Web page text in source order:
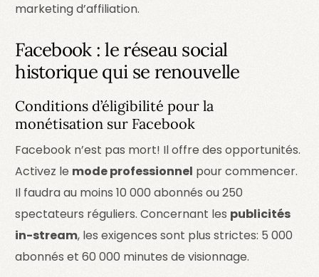
marketing d’affiliation.
Facebook : le réseau social
historique qui se renouvelle
Conditions d’éligibilité pour la
monétisation sur Facebook
Facebook n’est pas mort! Il offre des opportunités.
Activez le mode professionnel pour commencer.
Il faudra au moins 10 000 abonnés ou 250
spectateurs réguliers. Concernant les publicités
in-stream, les exigences sont plus strictes: 5 000
abonnés et 60 000 minutes de visionnage.